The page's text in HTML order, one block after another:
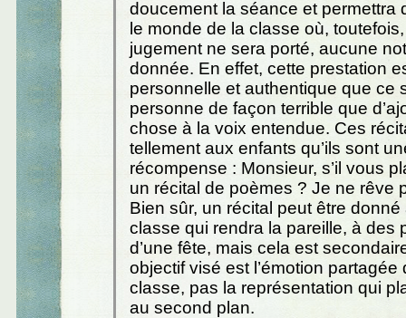
doucement la séance et permettra
le monde de la classe où,
jugement ne sera porté, aucune
donnée. En effet, cette prestation
personnelle et authentique que ce
personne de façon terrible que
chose à la voix entendue. Ces
tellement aux enfants qu’ils sont
récompense : Monsieur, s’il vous
un récital de poèmes ? Je ne rêve
Bien sûr, un récital peut être
classe qui rendra la pareille, à des
d’une fête, mais cela est
objectif visé est l’émotion partagée
classe, pas la représentation qui
au second plan.